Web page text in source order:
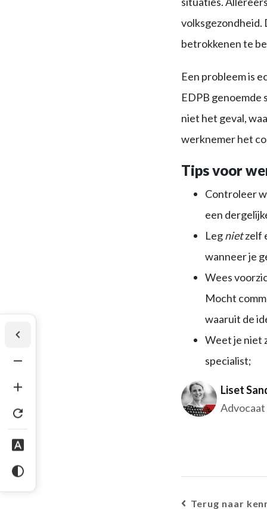
volksgezondheid.
betrokkenen te
Een probleem is
EDPB genoemde
niet het geval,
werknemer het
Tips voor
Controleer
een
Legnietzelf
wanneer je
Wees
Mocht
waaruit de
Weet je niet
specialist;
Liset
Advocaat
Terug naar